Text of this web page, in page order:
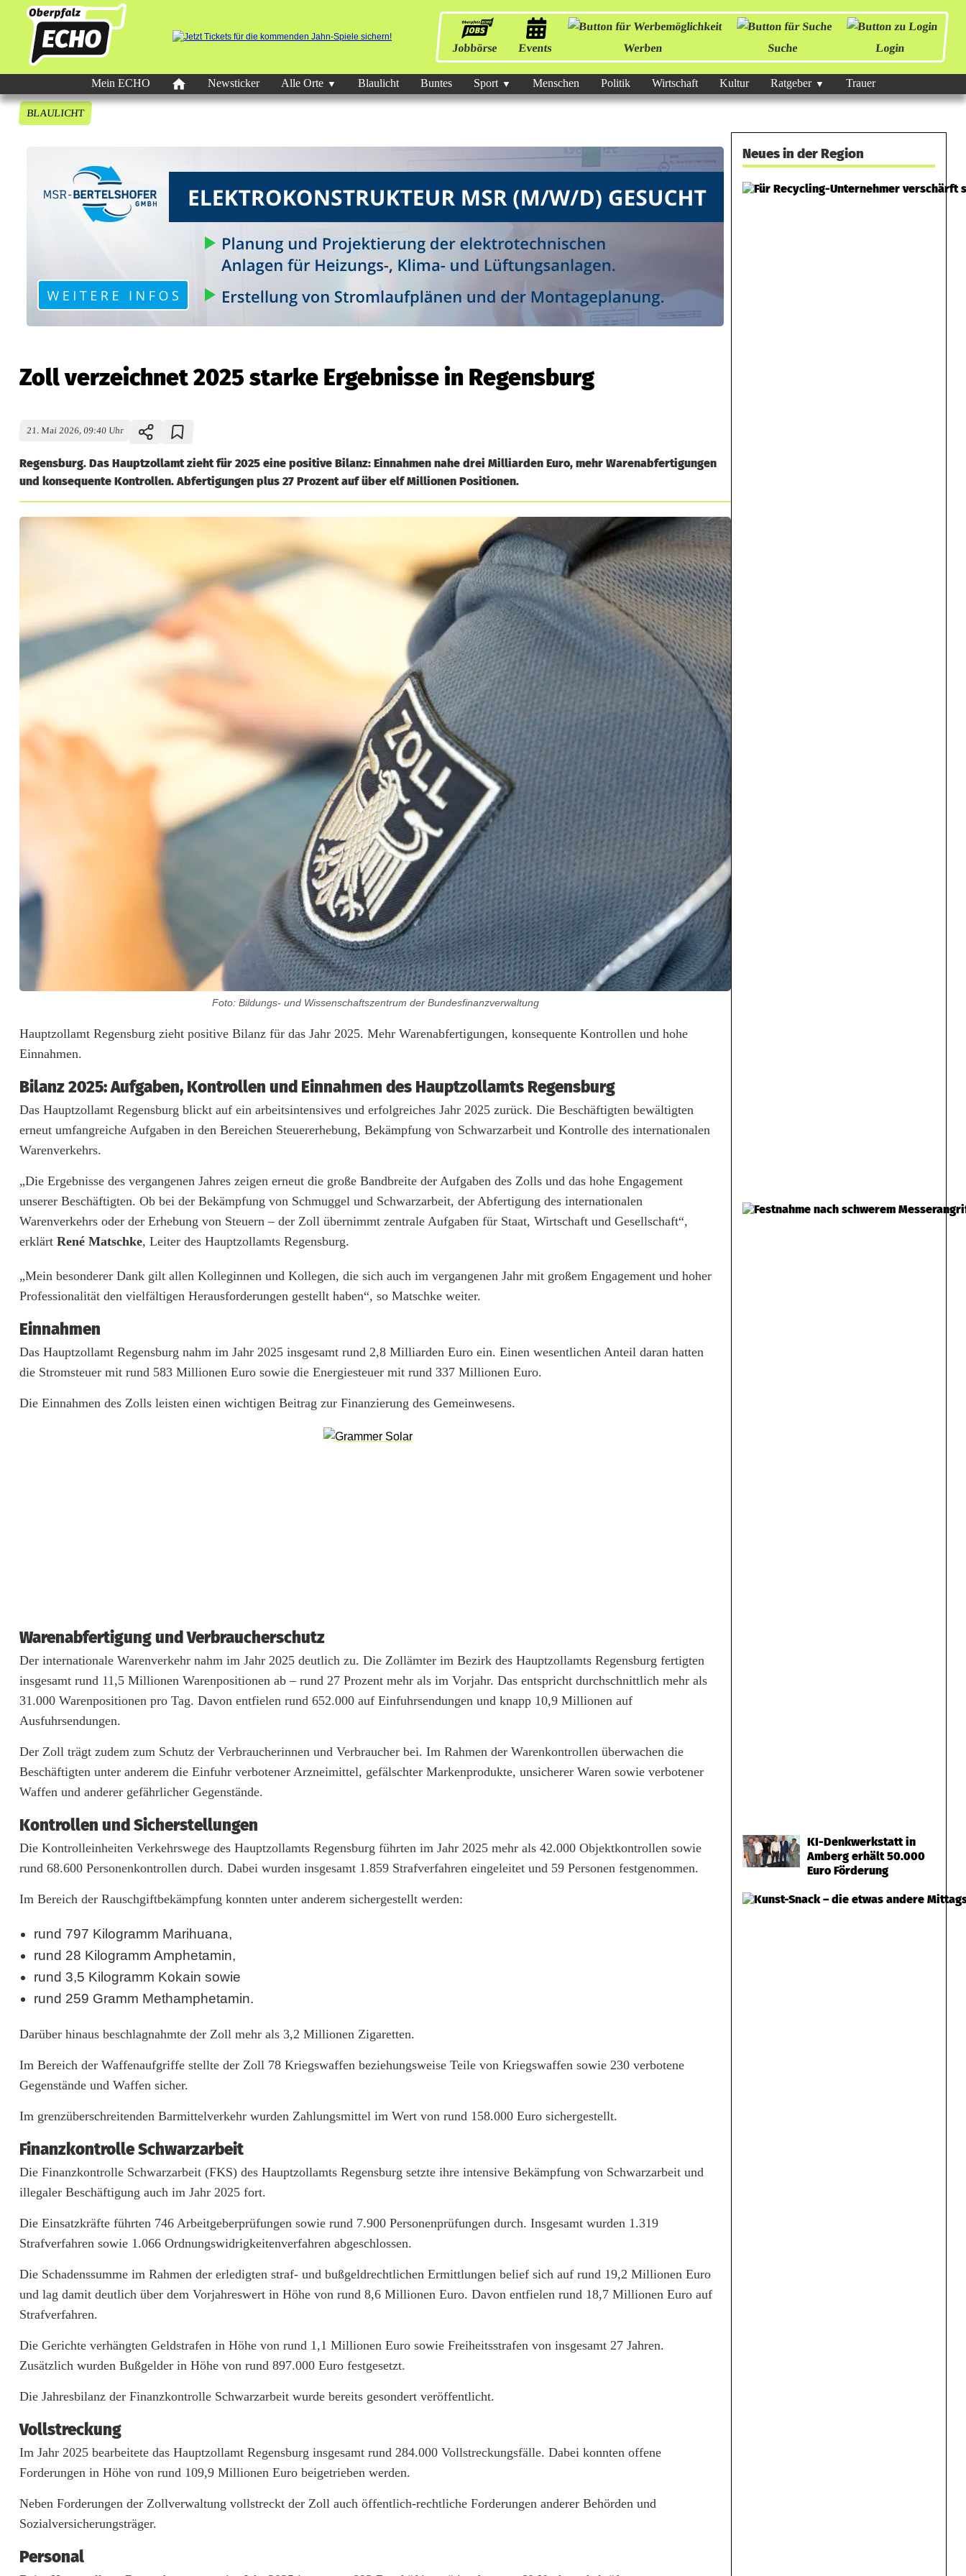
Jobbörse Events Werben Suche Login
Mein ECHO Newsticker Alle Orte Blaulicht Buntes Sport Menschen Politik Wirtschaft Kultur Ratgeber Trauer
BLAULICHT
Zoll verzeichnet 2025 starke Ergebnisse in Regensburg
21. Mai 2026, 09:40 Uhr
Regensburg. Das Hauptzollamt zieht für 2025 eine positive Bilanz: Einnahmen nahe drei Milliarden Euro, mehr Warenabfertigungen
und konsequente Kontrollen. Abfertigungen plus 27 Prozent auf über elf Millionen Positionen.
Foto: Bildungs- und Wissenschaftszentrum der Bundesfinanzverwaltung
Z
o
l
l
v
e
r
z
i
h
n
r
k
e
E
r
g
e
b
n
s
s
e
e
n
s
u
r
g
Hauptzollamt Regensburg zieht positive Bilanz für das Jahr 2025. Mehr Warenabfertigungen, konsequente Kontrollen und hohe
Einnahmen.
Bilanz 2025: Aufgaben, Kontrollen und Einnahmen des Hauptzollamts Regensburg
Das Hauptzollamt Regensburg blickt auf ein arbeitsintensives und erfolgreiches Jahr 2025 zurück. Die Beschäftigten bewältigten
erneut umfangreiche Aufgaben in den Bereichen Steuererhebung, Bekämpfung von Schwarzarbeit und Kontrolle des internationalen
Warenverkehrs.
„Die Ergebnisse des vergangenen Jahres zeigen erneut die große Bandbreite der Aufgaben des Zolls und das hohe Engagement
unserer Beschäftigten. Ob bei der Bekämpfung von Schmuggel und Schwarzarbeit, der Abfertigung des internationalen
Warenverkehrs oder der Erhebung von Steuern – der Zoll übernimmt zentrale Aufgaben für Staat, Wirtschaft und Gesellschaft“,
erklärt René Matschke, Leiter des Hauptzollamts Regensburg.
„Mein besonderer Dank gilt allen Kolleginnen und Kollegen, die sich auch im vergangenen Jahr mit großem Engagement und hoher
Professionalität den vielfältigen Herausforderungen gestellt haben“, so Matschke weiter.
Einnahmen
Das Hauptzollamt Regensburg nahm im Jahr 2025 insgesamt rund 2,8 Milliarden Euro ein. Einen wesentlichen Anteil daran hatten
die Stromsteuer mit rund 583 Millionen Euro sowie die Energiesteuer mit rund 337 Millionen Euro.
Die Einnahmen des Zolls leisten einen wichtigen Beitrag zur Finanzierung des Gemeinwesens.
Warenabfertigung und Verbraucherschutz
Der internationale Warenverkehr nahm im Jahr 2025 deutlich zu. Die Zollämter im Bezirk des Hauptzollamts Regensburg fertigten
insgesamt rund 11,5 Millionen Warenpositionen ab – rund 27 Prozent mehr als im Vorjahr. Das entspricht durchschnittlich mehr als
31.000 Warenpositionen pro Tag. Davon entfielen rund 652.000 auf Einfuhrsendungen und knapp 10,9 Millionen auf
Ausfuhrsendungen.
Der Zoll trägt zudem zum Schutz der Verbraucherinnen und Verbraucher bei. Im Rahmen der Warenkontrollen überwachen die
Beschäftigten unter anderem die Einfuhr verbotener Arzneimittel, gefälschter Markenprodukte, unsicherer Waren sowie verbotener
Waffen und anderer gefährlicher Gegenstände.
Kontrollen und Sicherstellungen
Die Kontrolleinheiten Verkehrswege des Hauptzollamts Regensburg führten im Jahr 2025 mehr als 42.000 Objektkontrollen sowie
rund 68.600 Personenkontrollen durch. Dabei wurden insgesamt 1.859 Strafverfahren eingeleitet und 59 Personen festgenommen.
Im Bereich der Rauschgiftbekämpfung konnten unter anderem sichergestellt werden:
rund 797 Kilogramm Marihuana,
rund 28 Kilogramm Amphetamin,
rund 3,5 Kilogramm Kokain sowie
rund 259 Gramm Methamphetamin.
Darüber hinaus beschlagnahmte der Zoll mehr als 3,2 Millionen Zigaretten.
Im Bereich der Waffenaufgriffe stellte der Zoll 78 Kriegswaffen beziehungsweise Teile von Kriegswaffen sowie 230 verbotene
Gegenstände und Waffen sicher.
Im grenzüberschreitenden Barmittelverkehr wurden Zahlungsmittel im Wert von rund 158.000 Euro sichergestellt.
Finanzkontrolle Schwarzarbeit
Die Finanzkontrolle Schwarzarbeit (FKS) des Hauptzollamts Regensburg setzte ihre intensive Bekämpfung von Schwarzarbeit und
illegaler Beschäftigung auch im Jahr 2025 fort.
Die Einsatzkräfte führten 746 Arbeitgeberprüfungen sowie rund 7.900 Personenprüfungen durch. Insgesamt wurden 1.319
Strafverfahren sowie 1.066 Ordnungswidrigkeitenverfahren abgeschlossen.
Die Schadenssumme im Rahmen der erledigten straf- und bußgeldrechtlichen Ermittlungen belief sich auf rund 19,2 Millionen Euro
und lag damit deutlich über dem Vorjahreswert in Höhe von rund 8,6 Millionen Euro. Davon entfielen rund 18,7 Millionen Euro auf
Strafverfahren.
Die Gerichte verhängten Geldstrafen in Höhe von rund 1,1 Millionen Euro sowie Freiheitsstrafen von insgesamt 27 Jahren.
Zusätzlich wurden Bußgelder in Höhe von rund 897.000 Euro festgesetzt.
Die Jahresbilanz der Finanzkontrolle Schwarzarbeit wurde bereits gesondert veröffentlicht.
Vollstreckung
Im Jahr 2025 bearbeitete das Hauptzollamt Regensburg insgesamt rund 284.000 Vollstreckungsfälle. Dabei konnten offene
Forderungen in Höhe von rund 109,9 Millionen Euro beigetrieben werden.
Neben Forderungen der Zollverwaltung vollstreckt der Zoll auch öffentlich-rechtliche Forderungen anderer Behörden und
Sozialversicherungsträger.
Personal
Neues in der Region
KI-Denkwerkstatt in
Amberg erhält 50.000
Euro Förderung